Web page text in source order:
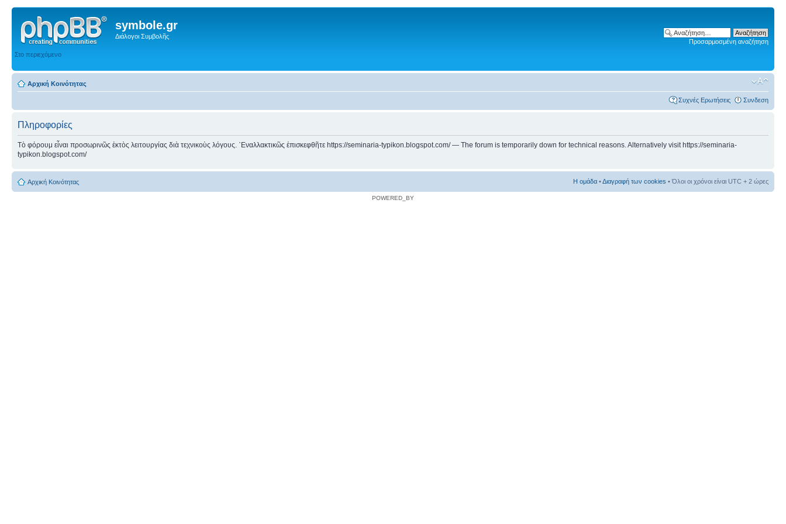
symbole.gr
Διάλογοι Συμβολῆς
Στο περιεχόμενο
Προσαρμοσμένη αναζήτηση
Αρχική Κοινότητας
Συχνές Ερωτήσεις Συνδεση
Πληροφορίες
Τὸ φόρουμ εἶναι προσωρινῶς ἐκτὸς λειτουργίας διὰ τεχνικοὺς λόγους. ᾿Εναλλακτικῶς ἐπισκεφθῆτε https://seminaria-typikon.blogspot.com/ — The forum is temporarily down for technical reasons. Alternatively visit https://seminaria-
typikon.blogspot.com/
Αρχική Κοινότητας Η ομάδα •Διαγραφή των cookies • Όλοι οι χρόνοι είναι UTC + 2 ώρες
POWERED_BY